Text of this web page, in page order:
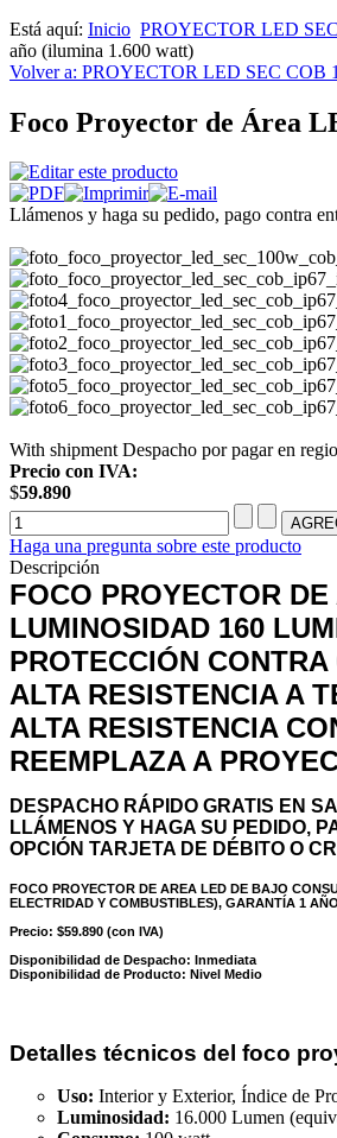
Está aquí: Inicio PROYECTOR LED SEC
año (ilumina 1.600 watt)
Volver a: PROYECTOR LED SEC COB
Foco Proyector de Área
Llámenos y haga su pedido, pago contra
With shipment Despacho por pagar en
Precio con IVA:
$59.890
Haga una pregunta sobre este producto
Descripción
FOCO PROYECTOR
LUMINOSIDAD 160
PROTECCIÓN
ALTA RESISTENCIA A
ALTA RESISTENCIA
REEMPLAZA A
DESPACHO RÁPIDO GRATIS EN
LLÁMENOS Y HAGA SU PEDIDO,
OPCIÓN TARJETA DE DÉBITO O
FOCO PROYECTOR DE AREA LED DE BAJO
ELECTRIDAD Y COMBUSTIBLES), GARANTÍA 1 AÑO
Precio: $59.890 (con IVA)
Disponibilidad de Despacho: Inmediata
Disponibilidad de Producto: Nivel Medio
Detalles técnicos del foco
Uso: Interior y Exterior, Índice de
Luminosidad: 16.000 Lumen